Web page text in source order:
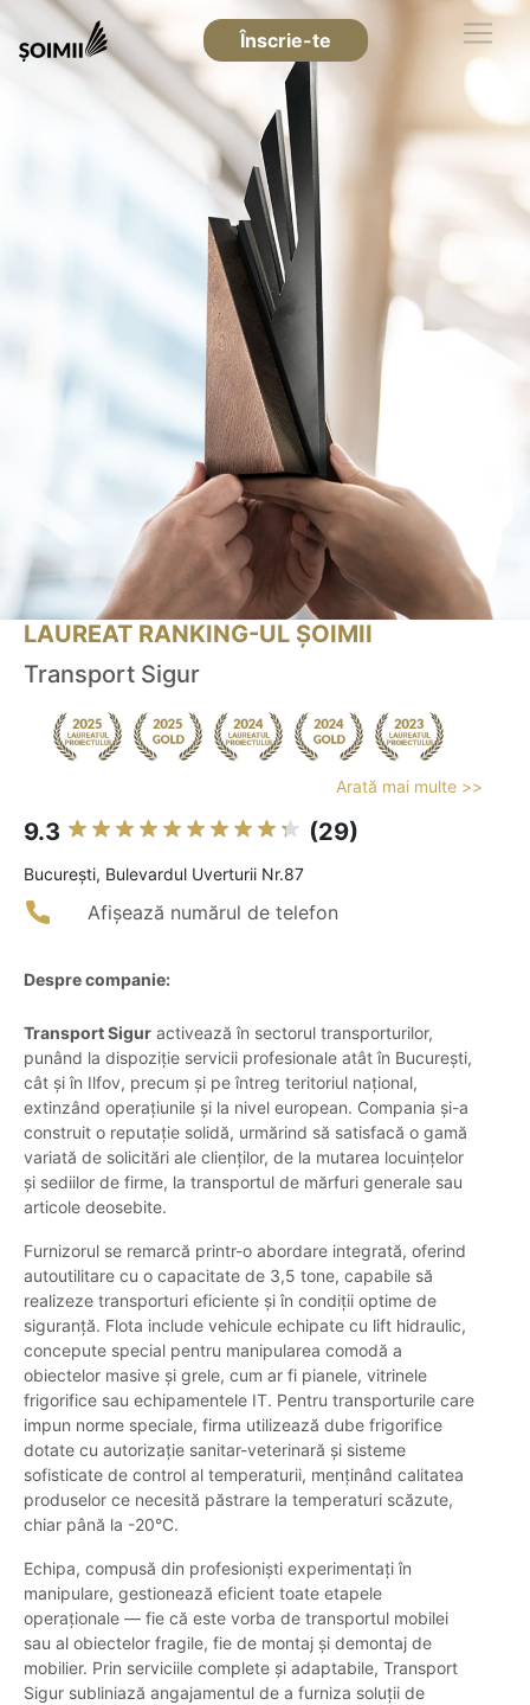
Înscrie-te
LAUREAT RANKING-UL ȘOIMII
Transport Sigur
Arată mai multe >>
9.3 (29)
Bucureşti, Bulevardul Uverturii Nr.87
Afișează numărul de telefon
Despre companie:
Transport Sigur activează în sectorul transporturilor,
punând la dispoziție servicii profesionale atât în București,
cât și în Ilfov, precum și pe întreg teritoriul național,
extinzând operațiunile și la nivel european. Compania și-a
construit o reputație solidă, urmărind să satisfacă o gamă
variată de solicitări ale clienților, de la mutarea locuințelor
și sediilor de firme, la transportul de mărfuri generale sau
articole deosebite.
Furnizorul se remarcă printr-o abordare integrată, oferind
autoutilitare cu o capacitate de 3,5 tone, capabile să
realizeze transporturi eficiente şi în condiţii optime de
siguranţă. Flota include vehicule echipate cu lift hidraulic,
concepute special pentru manipularea comodă a
obiectelor masive şi grele, cum ar fi pianele, vitrinele
frigorifice sau echipamentele IT. Pentru transporturile care
impun norme speciale, firma utilizează dube frigorifice
dotate cu autorizaţie sanitar-veterinară şi sisteme
sofisticate de control al temperaturii, menținând calitatea
produselor ce necesită păstrare la temperaturi scăzute,
chiar până la -20°C.
Echipa, compusă din profesionişti experimentaţi în
manipulare, gestionează eficient toate etapele
operaţionale — fie că este vorba de transportul mobilei
sau al obiectelor fragile, fie de montaj şi demontaj de
mobilier. Prin serviciile complete şi adaptabile, Transport
Sigur subliniază angajamentul de a furniza soluţii de